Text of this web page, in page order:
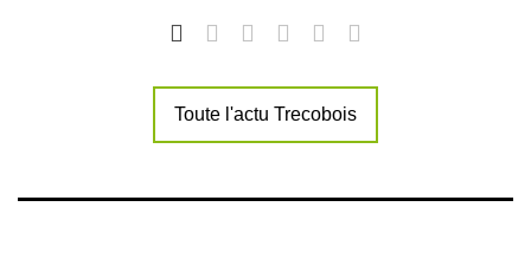
Toute l'actu Trecobois